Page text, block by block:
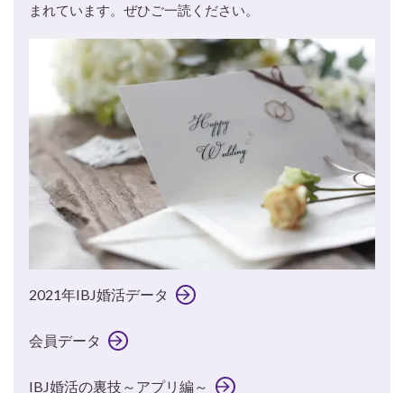
まれています。ぜひご一読ください。
2021年IBJ婚活データ
会員データ
IBJ婚活の裏技～アプリ編～